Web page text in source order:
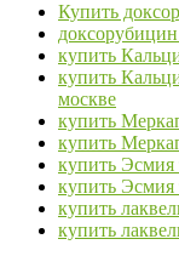
Купить
купить
купить
москве
купить
купить
купить
купить
купить
купить